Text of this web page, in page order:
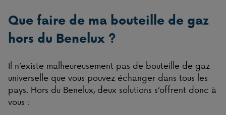
Que faire de ma bouteille de gaz
hors du Benelux ?
Il n’existe malheureusement pas de bouteille de gaz
universelle que vous pouvez échanger dans tous les
pays. Hors du Benelux, deux solutions s’offrent donc à
vous :